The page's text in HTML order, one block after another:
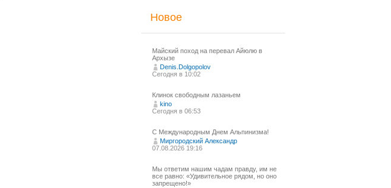
Новое
Майский поход на перевал Айюлю в
Архызе
Denis.Dolgopolov
Сегодня в 10:02
Клинок свободным лазаньем
kino
Сегодня в 06:53
С Международным Днем Альпинизма!⁠
Миргородский Александр
07.08.2026 19:16
Мы ответим нашим чадам правду, им не
все равно: «Удивительное рядом, но оно
запрещено!»